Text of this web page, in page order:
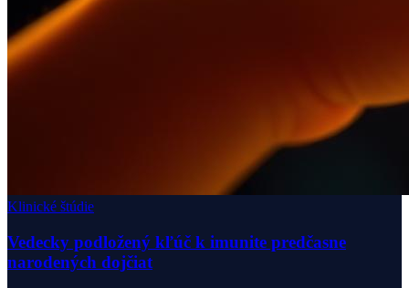
Klinické štúdie
Vedecky podložený kľúč k imunite predčasne
narodených dojčiat